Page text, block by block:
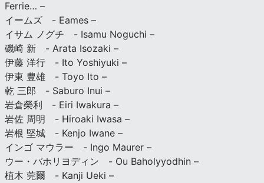
Ferrie… –
イームズ - Eames –
イサム ノグチ - Isamu Noguchi –
磯崎 新 - Arata Isozaki –
伊藤 洋行 - Ito Yoshiyuki –
伊東 豊雄 - Toyo Ito –
乾 三郎 - Saburo Inui –
岩倉榮利 - Eiri Iwakura –
岩佐 周明 - Hiroaki Iwasa –
岩根 堅城 - Kenjo Iwane –
インゴ マウラー - Ingo Maurer –
ウー・バホリヨディン - Ou Baholyyodhin –
植木 莞爾 - Kanji Ueki –